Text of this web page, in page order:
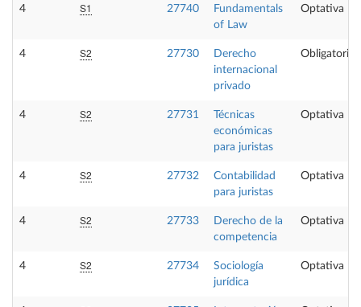
4 S1 27740
Fundamentals
of Law
Optativa
4 S2 27730
Derecho
internacional
privado
Obligatoria
4 S2 27731
Técnicas
económicas
para juristas
Optativa
4 S2 27732
Contabilidad
para juristas
Optativa
4 S2 27733
Derecho de la
competencia
Optativa
4 S2 27734
Sociología
jurídica
Optativa